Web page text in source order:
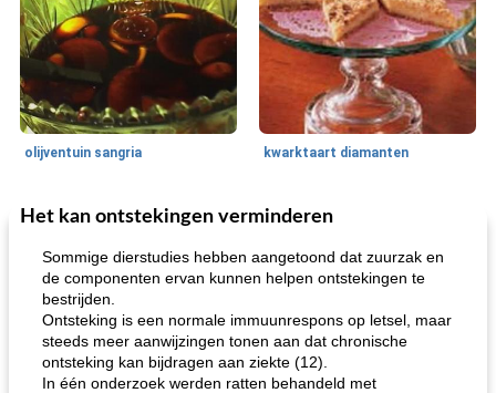
olijventuin sangria kwarktaart diamanten
65min
Feestdagen en evenementen One Dish Meal
Het kan ontstekingen verminderen
Sommige dierstudies hebben aangetoond dat zuurzak en
de componenten ervan kunnen helpen ontstekingen te
bestrijden.
Ontsteking is een normale immuunrespons op letsel, maar
steeds meer aanwijzingen tonen aan dat chronische
ontsteking kan bijdragen aan ziekte (12).
In één onderzoek werden ratten behandeld met